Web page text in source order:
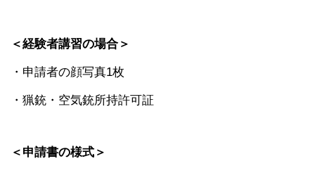
＜経験者講習の場合＞
・申請者の顔写真1枚
・猟銃・空気銃所持許可証
＜申請書の様式＞